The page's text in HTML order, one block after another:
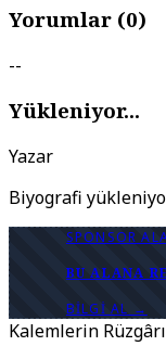
Yorumlar (0)
--
Yükleniyor...
Yazar
Biyografi
SPONSOR
BU ALANA
BILGI AL →
Kalemlerin Rüzgârı